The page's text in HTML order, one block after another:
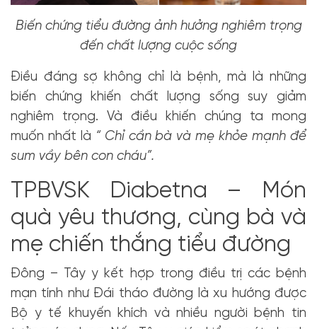
Biến chứng tiểu đường ảnh hưởng nghiêm trọng
đến chất lượng cuộc sống
Điều đáng sợ không chỉ là bệnh, mà là những
biến chứng khiến chất lượng sống suy giảm
nghiêm trọng. Và điều khiến chúng ta mong
muốn nhất là “ Chỉ cần bà và mẹ khỏe mạnh để
sum vầy bên con cháu”.
TPBVSK Diabetna – Món
quà yêu thương, cùng bà và
mẹ chiến thắng tiểu đường
Đông – Tây y kết hợp trong điều trị các bệnh
mạn tính như Đái tháo đường là xu hướng được
Bộ y tế khuyến khích và nhiều người bệnh tin